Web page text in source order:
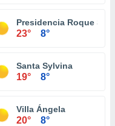
Presidencia Roque
23° 8°
Santa Sylvina
19° 8°
Villa Ángela
20° 8°